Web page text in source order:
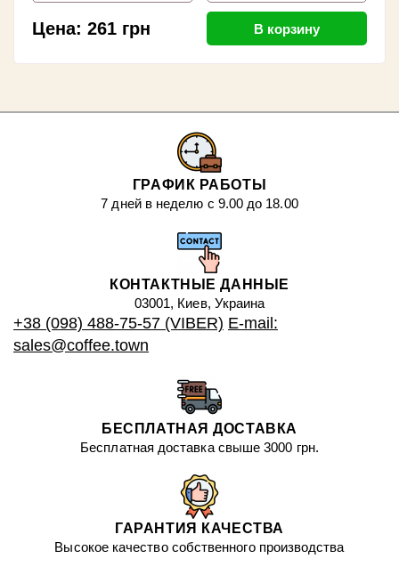
Цена: 261 грн В корзину
ГРАФИК РАБОТЫ
7 дней в неделю с 9.00 до 18.00
КОНТАКТНЫЕ ДАННЫЕ
03001, Киев, Украина
+38 (098) 488-75-57 (VIBER) E-mail:
sales@coffee.town
БЕСПЛАТНАЯ ДОСТАВКА
Бесплатная доставка свыше 3000 грн.
ГАРАНТИЯ КАЧЕСТВА
Высокое качество собственного производства